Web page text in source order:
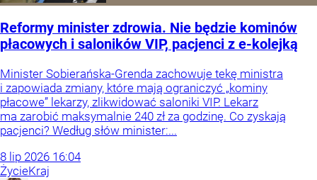
Reformy minister zdrowia. Nie będzie kominów
płacowych i saloników VIP, pacjenci z e-kolejką
Minister Sobierańska-Grenda zachowuje tekę ministra
i zapowiada zmiany, które mają ograniczyć „kominy
płacowe” lekarzy, zlikwidować saloniki VIP. Lekarz
ma zarobić maksymalnie 240 zł za godzinę. Co zyskają
pacjenci? Według słów minister:...
8 lip 2026 16:04
ŻycieKraj